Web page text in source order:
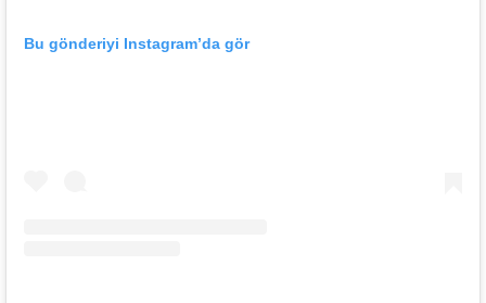
Bu gönderiyi Instagram’da gör